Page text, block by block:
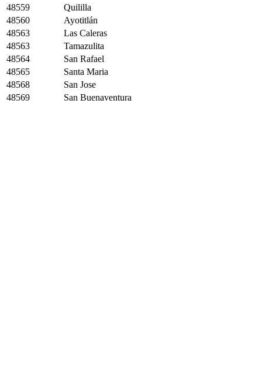
48559
Quililla
48560
Ayotitlán
48563
Las Caleras
48563
Tamazulita
48564
San Rafael
48565
Santa Maria
48568
San Jose
48569
San Buenaventura